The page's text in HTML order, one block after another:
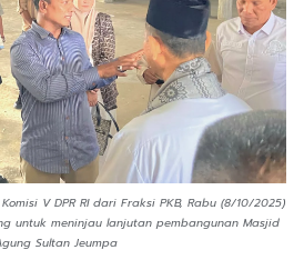
V DPR RI dari Fraksi PKB, Rabu (8/10/2025)
untuk meninjau lanjutan pembangunan Masjid
Sultan Jeumpa